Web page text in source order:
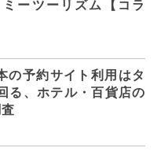
ーツーリズム【コラ
の予約サイト利用はタ
る、ホテル・百貨店の